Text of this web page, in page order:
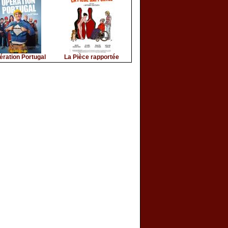
Portugal La Pièce rapportée